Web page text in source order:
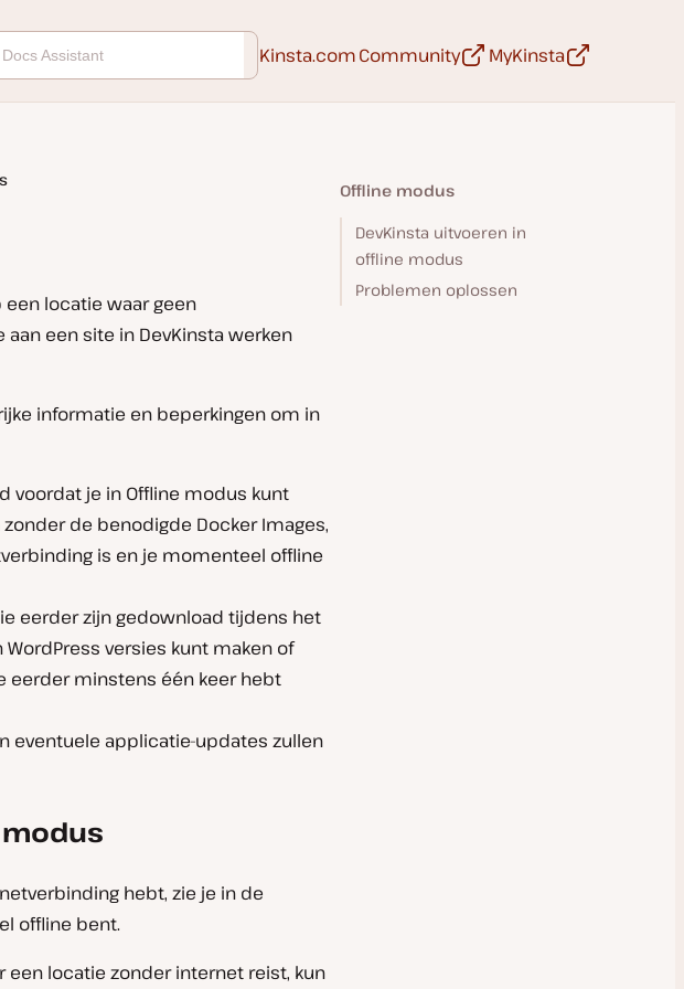
Kinsta.comCommunityOpen in een nieuwe tab
MyKinstaOpen in een
locatie waar geen
een site in DevKinsta werken
informatie en beperkingen om in
voordat je in Offline modus kunt
de benodigde Docker Images,
is en je momenteel offline
eerder zijn gedownload tijdens het
versies kunt maken of
eerder minstens één keer hebt
eventuele applicatie-updates zullen
hebt, zie je in de
offline bent.
locatie zonder internet reist, kun
Offline modus
DevKinsta uitvoeren in
offline modus
Problemen oplossen